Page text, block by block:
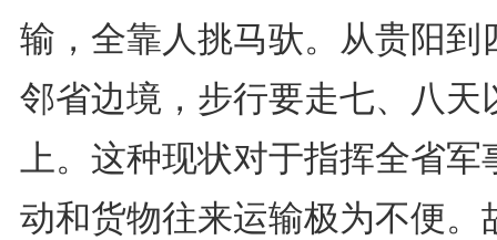
输，全靠人挑马驮。从贵阳到
邻省边境，步行要走七、八天
上。这种现状对于指挥全省军
动和货物往来运输极为不便。